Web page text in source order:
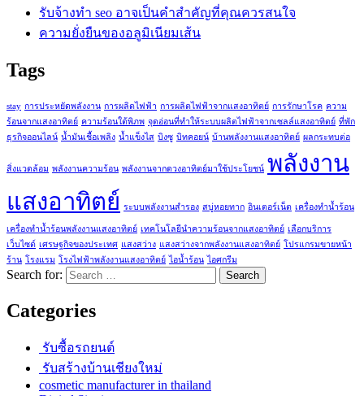
รับจ้างทำ seo อาจเป็นคำสำคัญที่คุณควรสนใจ
ความยั่งยืนของอลูมิเนียมเส้น
Tags
stay การประหยัดพลังงาน การผลิตไฟฟ้า การผลิตไฟฟ้าจากแสงอาทิตย์ การรักษาโรค ความ
ร้อนจากแสงอาทิตย์ ความร้อนใต้พิภพ จุดอ่อนที่ทำให้ระบบผลิตไฟฟ้าจากเซลล์แสงอาทิตย์ ที่พัก
ธุรกิจออนไลน์ น้ำมันเชื้อเพลิง น้ำแข็งไส บิงซู บิทคอยน์ บ้านพลังงานแสงอาทิตย์ ผลกระทบต่อ
สิ่งแวดล้อม พลังงานความร้อน พลังงานจากดวงอาทิตย์มาใช้ประโยชน์ พลังงาน
แสงอาทิตย์ ระบบพลังงานสำรอง สบู่หอยทาก อินเตอร์เน็ต เครื่องทำน้ำร้อน
เครื่องทำน้ำร้อนพลังงานแสงอาทิตย์ เทคโนโลยีนำความร้อนจากแสงอาทิตย์ เลือกบริการ
เว็บไซต์ เศรษฐกิจของประเทศ แสงสว่าง แสงสว่างจากพลังงานแสงอาทิตย์ โปรแกรมขายหน้า
ร้าน โรงแรม โรงไฟฟ้าพลังงานแสงอาทิตย์ ไอน้ำร้อน ไอศกรีม
Search for:
Categories
รับซื้อรถยนต์
รับสร้างบ้านเชียงใหม่
cosmetic manufacturer in thailand